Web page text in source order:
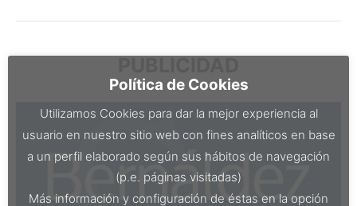
Política de Cookies
Utilizamos Cookies para dar la mejor experiencia al
usuario en nuestro sitio web con fines analíticos en base
a un perfil elaborado según sus hábitos de navegación
(p.e. páginas visitadas)
Más información y configuración de éstas en la opción